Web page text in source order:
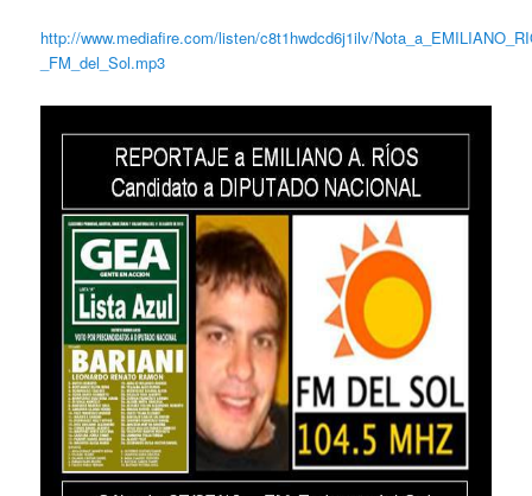
http://www.mediafire.com/listen/c8t1hwdcd6j1ilv/
_FM_del_Sol.mp3